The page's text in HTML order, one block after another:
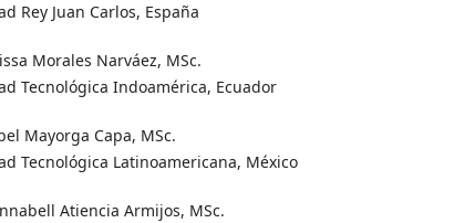
Rey Juan Carlos, España
Morales Narváez, MSc.
Tecnológica Indoamérica, Ecuador
Mayorga Capa, MSc.
Tecnológica Latinoamericana, México
Atiencia Armijos, MSc.